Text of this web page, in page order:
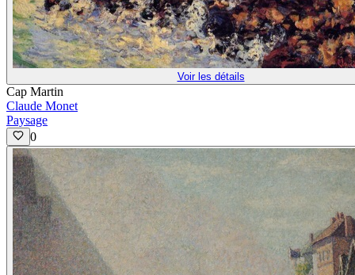
Voir les détails
Cap Martin
Claude Monet
Paysage
0